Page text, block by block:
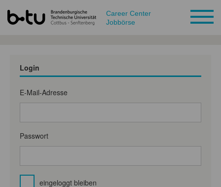
Career Center
Jobbörse
Login
E-Mail-Adresse
Passwort
eingeloggt bleiben